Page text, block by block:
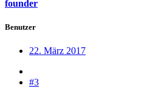
founder
Benutzer
22. März 2017
#3